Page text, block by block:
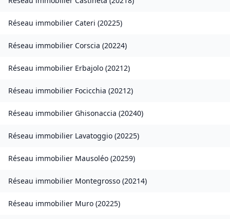
Réseau immobilier Cateri (20225)
Réseau immobilier Corscia (20224)
Réseau immobilier Erbajolo (20212)
Réseau immobilier Focicchia (20212)
Réseau immobilier Ghisonaccia (20240)
Réseau immobilier Lavatoggio (20225)
Réseau immobilier Mausoléo (20259)
Réseau immobilier Montegrosso (20214)
Réseau immobilier Muro (20225)